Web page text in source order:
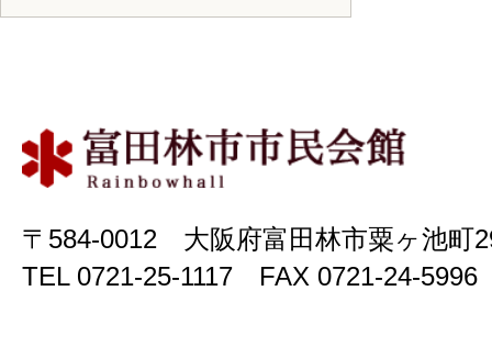
〒584-0012 大阪府富田林市粟ヶ池町
TEL 0721-25-1117 FAX 0721-24-5996